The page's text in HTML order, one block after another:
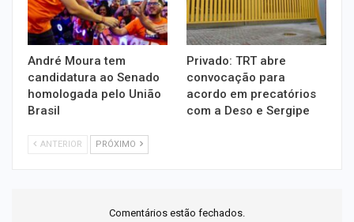
André Moura tem
candidatura ao Senado
homologada pelo União
Brasil
Privado: TRT abre
convocação para
acordo em precatórios
com a Deso e Sergipe
ANTERIOR PRÓXIMO
Comentários estão fechados.